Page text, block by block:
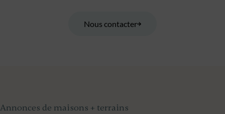
Nous contacter
Annonces de maisons + terrains